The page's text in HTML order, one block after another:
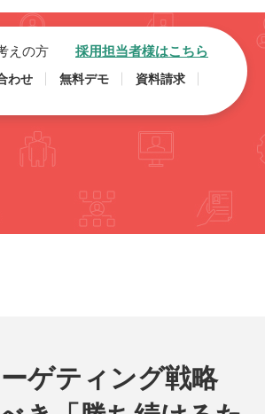
えの方 採用担当者様はこちら
わせ 無料デモ 資料請求
ゲティング戦略